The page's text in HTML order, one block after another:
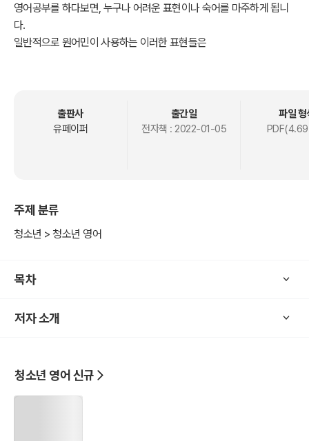
영어공부를 하다보면, 누구나 어려운 표현이나 숙어를 마주하게 됩니
다.
일반적으로 원어민이 사용하는 이러한 표현들은
설명을 해주는 곳이 없기에
다시말해 이해한 후에 암기를 하면
기억도 오래갈 뿐만이 아니라, 문장을 이해하는데도 많은 도움을 받을
쉽게 이해할 수 있게 안내합니다.
"원어민처럼 숙어를 이해하면, 숙어도 매우 쉽다!"
할아버지 되는 영어, TNT
출판사
유페이퍼
출간일
전자책 : 2022-01-05
파일 형
주제 분류
청소년 > 청소년 영어
목차
저자 소개
청소년 영어 신규